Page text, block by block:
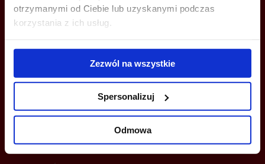
otrzymanymi od Ciebie lub uzyskanymi podczas
korzystania z ich usług.
Zezwól na wszystkie
Spersonalizuj
Odmowa
+48 22 167 04 00
MOŻESZ TEŻ ZOSTAWIĆ SWÓJ NUMER, A MY SKONTAKTUJEMY SIĘ